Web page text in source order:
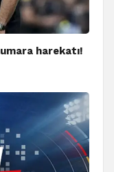
harekatı!